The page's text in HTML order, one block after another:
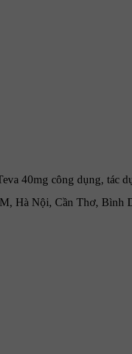
40mg công dụng, tác
Hà Nội, Cần Thơ,